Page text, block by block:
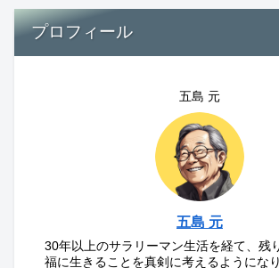
プロフィール
五島 元
五島 元
30年以上のサラリーマン生活を経て、残
福に生きることを真剣に考えるようにな